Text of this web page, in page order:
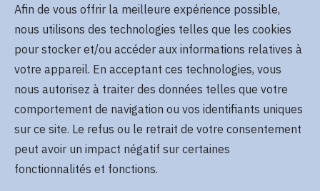
Afin de vous offrir la meilleure expérience possible,
nous utilisons des technologies telles que les cookies
pour stocker et/ou accéder aux informations relatives à
votre appareil. En acceptant ces technologies, vous
nous autorisez à traiter des données telles que votre
comportement de navigation ou vos identifiants uniques
sur ce site. Le refus ou le retrait de votre consentement
peut avoir un impact négatif sur certaines
fonctionnalités et fonctions.
Lire plus
Lire plus